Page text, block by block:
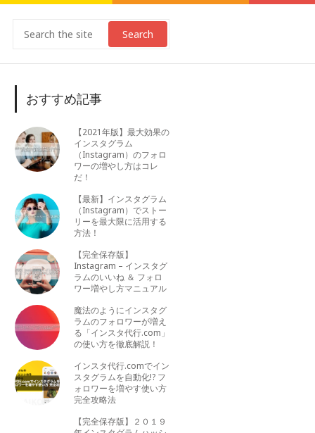
Search
おすすめ記事
【2021年版】最大効果の
インスタグラム
（Instagram）のフォロ
ワーの増やし方はコレ
だ！
【最新】インスタグラム
（Instagram）でストー
リーを最大限に活用する
方法！
【完全保存版】
Instagram – インスタグ
ラムのいいね ＆ フォロ
ワー増やし方マニュアル
魔法のようにインスタグ
ラムのフォロワーが増え
る「インスタ代行.com」
の使い方を徹底解説！
インスタ代行.comでイン
スタグラムを自動化!? フ
ォロワーを増やす使い方
完全攻略法
【完全保存版】２０１９